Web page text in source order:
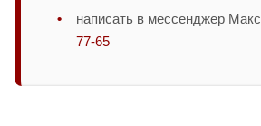
написать в мессенджер Макс
77-65